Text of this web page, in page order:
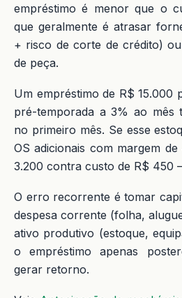
empréstimo é menor que o
que geralmente é atrasar
+ risco de corte de crédito)
de peça.
Um empréstimo de R$ 15.000
pré-temporada a 3% ao mês
no primeiro mês. Se esse
OS adicionais com margem
3.200 contra custo de R$ 450
O erro recorrente é tomar
despesa corrente (folha,
ativo produtivo (estoque,
o empréstimo apenas
gerar retorno.